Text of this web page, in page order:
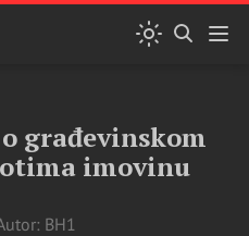
građevinskom
imovinu
BH1